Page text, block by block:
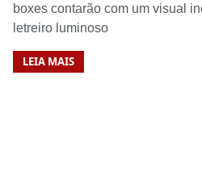
boxes contarão com um visual
letreiro luminoso
LEIA MAIS